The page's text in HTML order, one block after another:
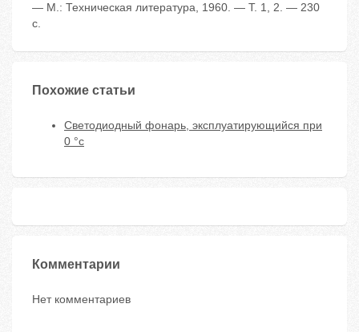
— М.: Техническая литература, 1960. — Т. 1, 2. — 230
с.
Похожие статьи
Светодиодный фонарь, эксплуатирующийся при
0 °с
Комментарии
Нет комментариев